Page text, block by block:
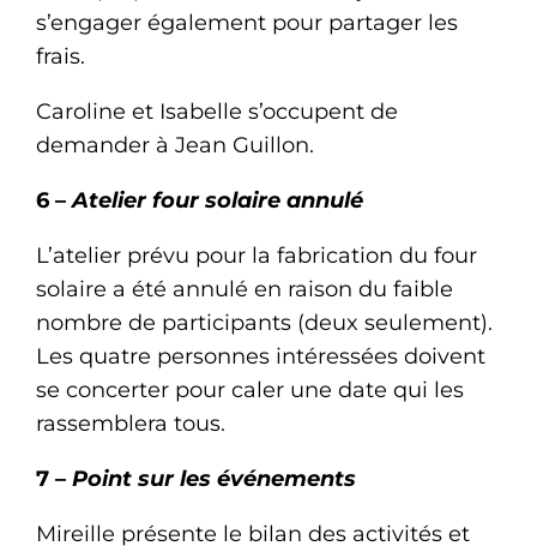
s’engager également pour partager les
frais.
Caroline et Isabelle s’occupent de
demander à Jean Guillon.
6 – Atelier four solaire annulé
L’atelier prévu pour la fabrication du four
solaire a été annulé en raison du faible
nombre de participants (deux seulement).
Les quatre personnes intéressées doivent
se concerter pour caler une date qui les
rassemblera tous.
7 – Point sur les événements
Mireille présente le bilan des activités et